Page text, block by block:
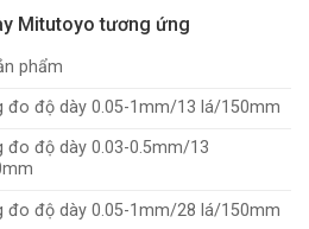
Mitutoyo tương ứng
phẩm
đo độ dày 0.05-1mm/13 lá/150mm
đo độ dày 0.03-0.5mm/13
đo độ dày 0.05-1mm/28 lá/150mm